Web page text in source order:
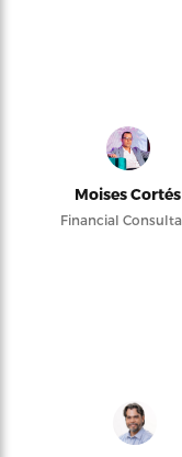
Moises Cortés
Financial